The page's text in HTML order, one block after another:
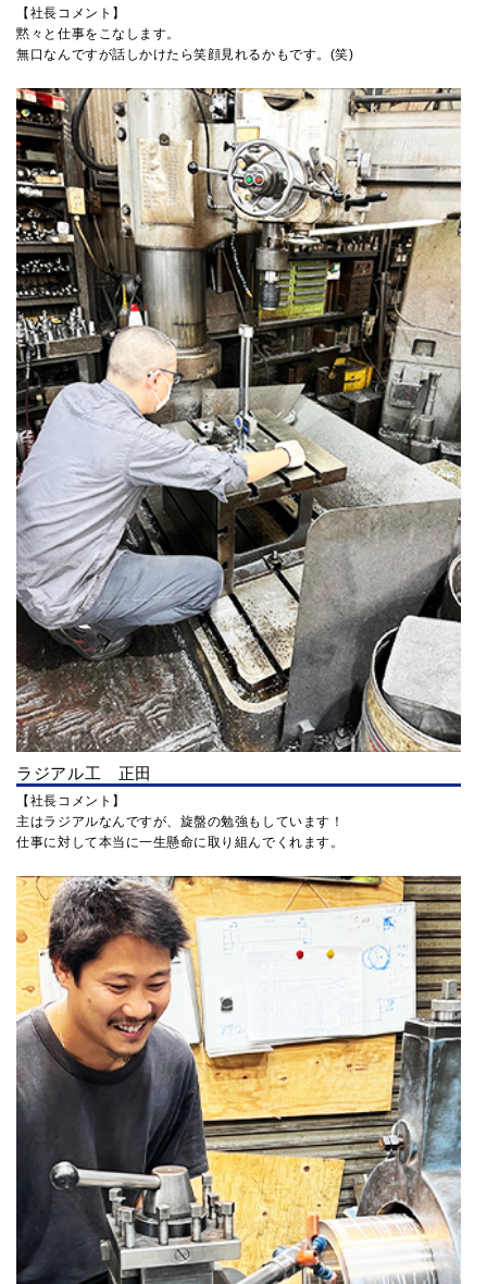
【社長コメント】
黙々と仕事をこなします。
無口なんですが話しかけたら笑顔見れるかもです。(笑)
ラジアル工 正田
【社長コメント】
主はラジアルなんですが、旋盤の勉強もしています！
仕事に対して本当に一生懸命に取り組んでくれます。